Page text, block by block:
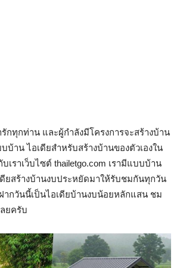
ทุกท่าน และผู้กำลังมีโครงการจะสร้างบ้าน
บ้าน ไอเดียสำหรับสร้างบ้านของตัวเองใน
ราเว็บไซต์ thailetgo.com เรามีแบบบ้าน
ยสร้างบ้านงบประหยัดมาให้รับชมกันทุกวัน
ากวันนี้เป็นไอเดียบ้านงบน้อยหลักแสน ชม
ยครับ